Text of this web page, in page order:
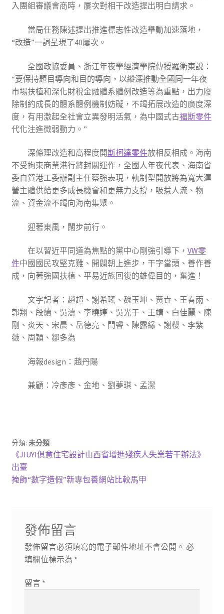
入團組審議會商時，屢次對相干改造提出明白請求。
當局任務陳述提出推進標志性改造舉動加速落地，
“改造”一詞呈現了40屢次。
全國政協委員、浙江年夜學經濟學院傳授羅衛東說：
“要保持題目導向和目的導向，以縱深推動全國同一年夜
市場扶植和深化財稅金融體系體例改造等為重點，出力廢
除制約成長的體系體例機制妨礙，不竭拓展改造的廣度深
度，有用激起全社會立異發明活氣，為中國式古福斯零件
代化注進微弱動力。”
深條理改造和高程度開斯柯達零件放相反相成。海南
不受拘束商業港行將封關運作，全國人年夜代表、海南省
委自貿港工委辦副主任蔡強表現，軌制型開放將為寬大運
營主體供給更多成長機會和更無力支撐，吸惹人流、物
流、資金流不竭向海南集聚。
迎著東風，闊步前行。
在以習近平同道為焦點的黨中心剛強引導下， VW零
件中國國民攻堅克難、開闢朝上進步，干字當頭、善作善
成，向著強國扶植、平易近族回復的雄偉目的，奮進！
文字記者：趙超、謝希瑤、魏玉坤、黃垚、王春雨、
郭翔、段續、吳濤、李曉婷、吳光于、王靖、白佳麗、陳
剛、炎天、宋晨、岳德亮、閆睿、陳露緣、謝櫻、李紫
薇、周穎、鄒多為
海報design：趙丹陽
兼顧：冷彥彥、金地、劉夢琪、孟潔
分類: 未分類
文
章
上
一
篇
《JIUYI俱意住宅設計山西省增進殘疾人失業若干辦法》
出臺
下
掩飾“數字造假”新專包養網站比較馬甲
發佈留言
發佈留言必須填寫的電子郵件地址不會公開。 必
填欄位標示為 *
留言 *